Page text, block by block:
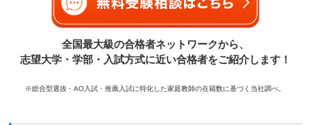
全国最大級の合格者ネットワークから、
志望大学・学部・入試方式に近い合格者をご紹介します！
※総合型選抜・AO入試・推薦入試に特化した家庭教師の在籍数に基づく当社調べ。